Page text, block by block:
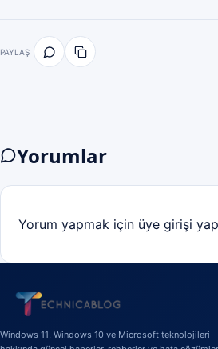
PAYLAŞ
Yorumlar
Yorum yapmak için üye girişi
Windows 11, Windows 10 ve Microsoft teknolojileri